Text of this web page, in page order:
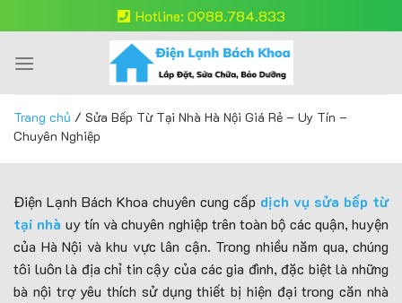
to
content
Hotline: 0988.784.833
Trang chủ / Sửa Bếp Từ Tại Nhà Hà Nội Giá Rẻ – Uy Tín –
Chuyên Nghiệp
Điện Lạnh Bách Khoa chuyên cung cấp dịch vụ sửa bếp từ
tại nhà uy tín và chuyên nghiệp trên toàn bộ các quận, huyện
của Hà Nội và khu vực lân cận. Trong nhiều năm qua, chúng
tôi luôn là địa chỉ tin cậy của các gia đình, đặc biệt là những
bà nội trợ yêu thích sử dụng thiết bị hiện đại trong căn nhà